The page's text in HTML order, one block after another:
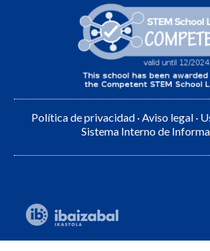
Política de privacidad ·Aviso legal ·
Sistema Interno de